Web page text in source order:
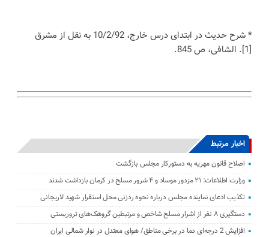
* شرح حدیث در ابتدای درس خارج، 10/2/92 به نقل از مشرق
[1]. الشافی، ص 845.
اخبار مرتبط
اصلاح قانون مهریه به دستورکار مجلس بازگشت
وزارت اطلاعات: ۲۱ مزدور موساد و ۴ شرور مسلح در کرمان بازداشت شدند
تکذیب ادعای نماینده مجلس درباره نحوه ردزنی محل استقرار شهید لاریجانی
دستگیری ۸ نفر از اشرار مسلح شاخص و مرتبطین گروهک‌های تروریستی
افزایش 2 درجه‌ای دما در برخی مناطق/ هوای معتدل در نوار شمالی ایران